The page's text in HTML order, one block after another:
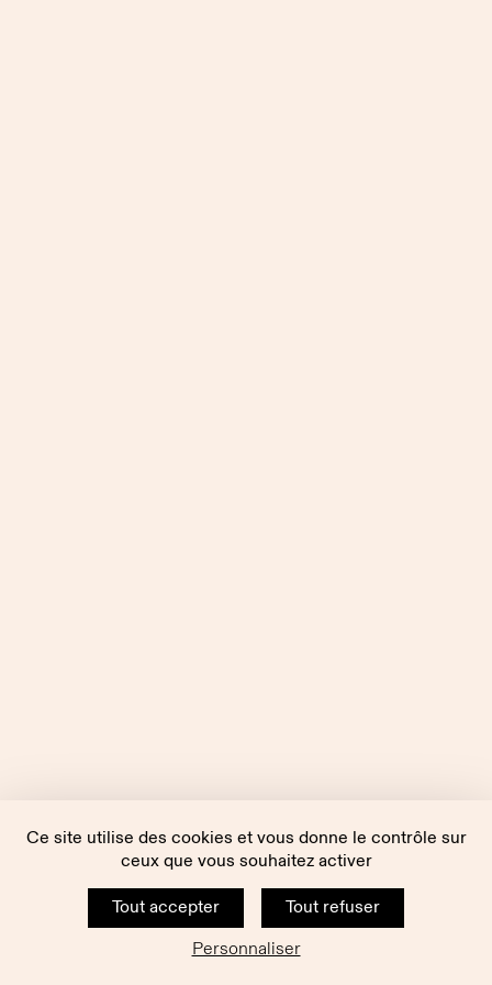
Ce site utilise des cookies et vous donne le contrôle sur
ceux que vous souhaitez activer
Tout accepter
Tout refuser
Personnaliser